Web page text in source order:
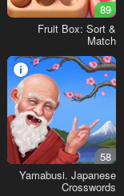
89
Fruit Box: Sort &
Match
58
Yamabusi. Japanese
Crosswords